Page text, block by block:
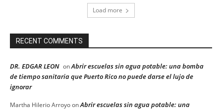
Load more
RECENT COMMENTS
DR. EDGAR LEON onAbrir escuelas sin agua potable: una bomba
de tiempo sanitaria que Puerto Rico no puede darse el lujo de
ignorar
Martha Hilerio ArroyoonAbrir escuelas sin agua potable: una